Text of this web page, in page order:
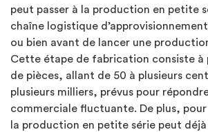
peut passer à la production en petite
chaîne logistique
ou bien avant de lancer une
Cette étape de fabrication consiste à
de pièces, allant de 50 à plusieurs
plusieurs milliers, prévus pour
commerciale fluctuante. De plus,
la production en petite série peut